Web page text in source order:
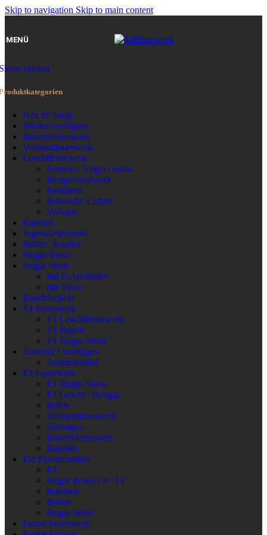
Skip to navigation Skip to main content
MENÜ
sidebar
Neu im Shop
Wieder verfügbar
Batteriefeuerwerk
Verbundfeuerwerk
Leuchtfeuerwerk
Sonnen / Vögel / sonst.
Bengalfeuerwerk
Fontänen
Römische Lichter
Vulkane
Raketen
Jugendfeuerwerk
Böller / Knaller
Single Rows
Single Shots
mit E-Anzünder
mit Visco
Rauchfackeln
T1 Feuerwerk
T1 Leuchtfeuerwerk
T1 Rauch
T1 Single Shots
Zubehör / Sonstiges
Anzündmittel
F3 Feuerwerk
F3 Single Shots
F3 Leucht / Bengal
Böller
Verbundfeuerwerk
Sonstiges
Batteriefeuerwerk
Raketen
Für Pyrotechniker
F4
Single Rows F4 / T1
Bomben
Bühne
Single Shots
Funke Feuerwerk